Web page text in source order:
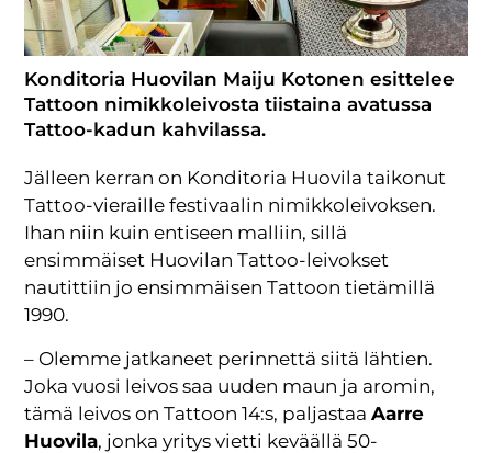
Konditoria Huovilan Maiju Kotonen esittelee
Tattoon nimikkoleivosta tiistaina avatussa
Tattoo-kadun kahvilassa.
Jälleen kerran on Konditoria Huovila taikonut
Tattoo-vieraille festivaalin nimikkoleivoksen.
Ihan niin kuin entiseen malliin, sillä
ensimmäiset Huovilan Tattoo-leivokset
nautittiin jo ensimmäisen Tattoon tietämillä
1990.
– Olemme jatkaneet perinnettä siitä lähtien.
Joka vuosi leivos saa uuden maun ja aromin,
tämä leivos on Tattoon 14:s, paljastaaAarre
Huovila, jonka yritys vietti keväällä 50-